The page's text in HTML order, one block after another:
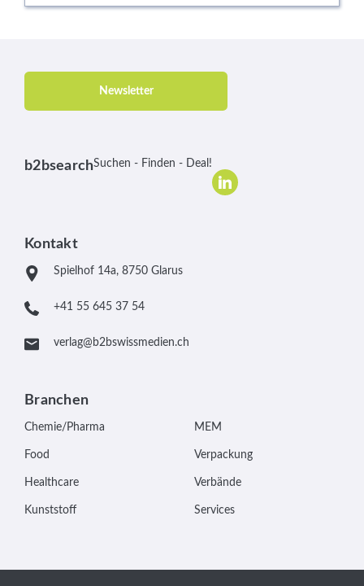
Newsletter
b2bsearchSuchen - Finden - Deal!
Kontakt
Spielhof 14a, 8750 Glarus
+41 55 645 37 54
verlag@b2bswissmedien.ch
Branchen
Chemie/Pharma
Food
Healthcare
Kunststoff
MEM
Verpackung
Verbände
Services